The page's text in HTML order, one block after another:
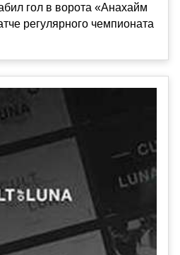
гол в ворота «Анахайм
регулярного чемпионата